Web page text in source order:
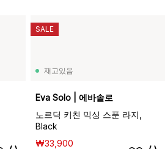
재고있음
Eva Solo | 에바솔로
노르딕 키친 믹싱 스푼 라지,
Black
₩33,900
SALE